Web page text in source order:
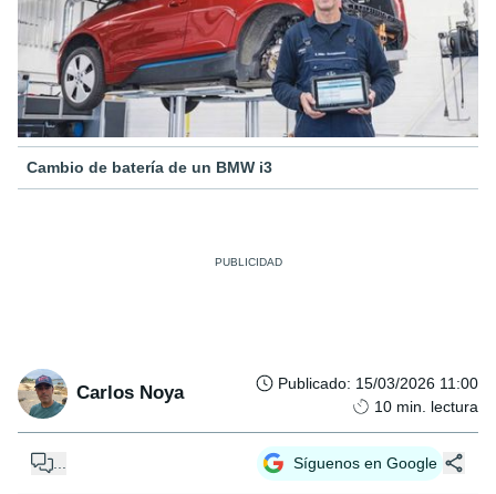
Cambio de batería de un BMW i3
Carlos Noya Publicado: 15/03/2026 11:00
10 min. lectura
Síguenos en Google